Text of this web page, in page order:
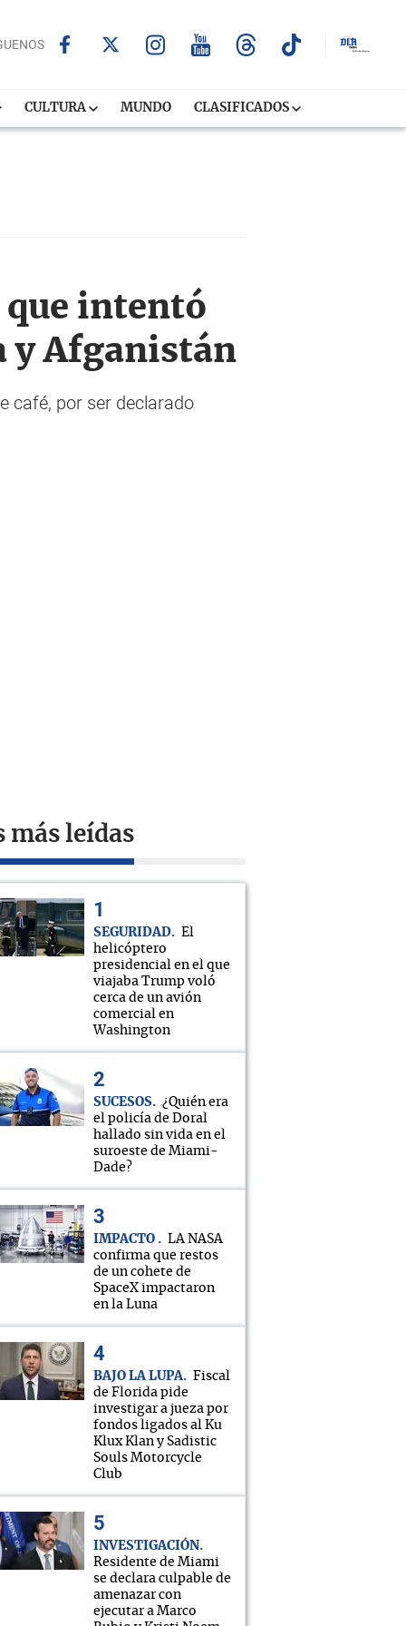
CULTURA MUNDO CLASIFICADOS
que intentó
y Afganistán
café, por ser declarado
más leídas
SEGURIDAD
El
helicóptero
presidencial en el que
viajaba Trump voló
cerca de un avión
comercial en
Washington
SUCESOS
¿Quién era
el policía de Doral
hallado sin vida en el
suroeste de Miami-
Dade?
IMPACTO
LA NASA
confirma que restos
de un cohete de
SpaceX impactaron
en la Luna
BAJO LA LUPA
Fiscal
de Florida pide
investigar a jueza por
fondos ligados al Ku
Klux Klan y Sadistic
Souls Motorcycle
Club
INVESTIGACIÓN
Residente de Miami
se declara culpable de
amenazar con
ejecutar a Marco